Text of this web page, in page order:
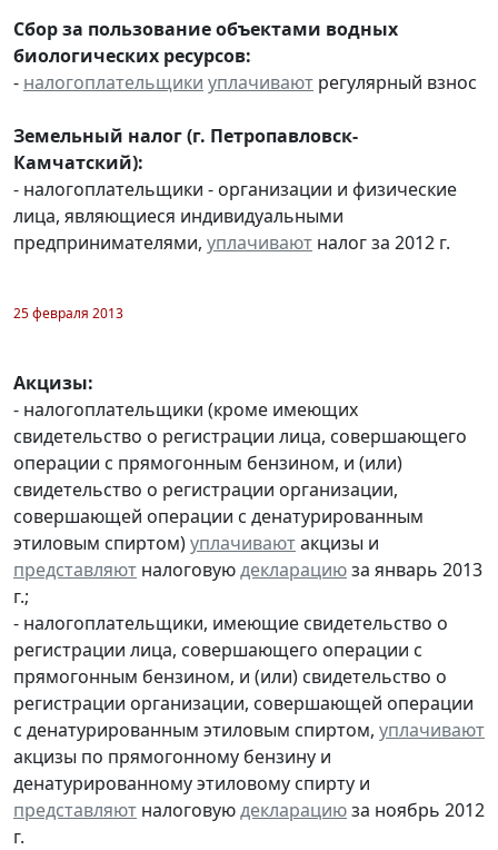
Сбор за пользование объектами водных
биологических ресурсов:
- налогоплательщики уплачивают регулярный взнос
Земельный налог (г. Петропавловск-
Камчатский):
- налогоплательщики - организации и физические
лица, являющиеся индивидуальными
предпринимателями, уплачивают налог за 2012 г.
25 февраля 2013
Акцизы:
- налогоплательщики (кроме имеющих
свидетельство о регистрации лица, совершающего
операции с прямогонным бензином, и (или)
свидетельство о регистрации организации,
совершающей операции с денатурированным
этиловым спиртом)уплачиваютакцизы и
представляют налоговуюдекларациюза январь 2013
г.;
- налогоплательщики, имеющие свидетельство о
регистрации лица, совершающего операции с
прямогонным бензином, и (или) свидетельство о
регистрации организации, совершающей операции
с денатурированным этиловым спиртом, уплачивают
акцизы по прямогонному бензину и
денатурированному этиловому спирту и
представляют налоговуюдекларациюза ноябрь 2012
г.